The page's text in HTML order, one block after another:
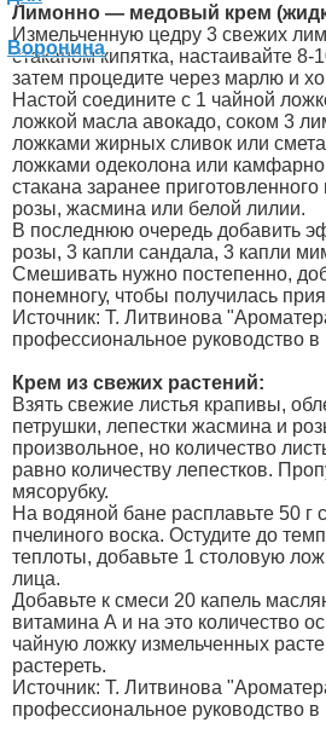
Лимонно — медовый крем
Измельченную цедру 3 свежих
стаканом кипятка, настаивайте
затем процедите через марлю и
Настой соедините с 1 чайной
ложкой масла авокадо, соком 3
ложками жирных сливок или
ложками одеколона или
стакана заранее приготовленного
розы, жасмина или белой лилии.
В последнюю очередь добавить
розы, 3 капли сандала, 3 капли
Смешивать нужно постепенно,
понемногу, чтобы получилась
Источник: Т. Литвинова
профессиональное руководство
Крем из свежих растений:
Взять свежие листья крапивы,
петрушки, лепестки жасмина и
произвольное, но количество
равно количеству лепестков.
мясорубку.
На водяной бане расплавьте 50 г
пчелиного воска. Остудите до
теплоты, добавьте 1 столовую
лица.
Добавьте к смеси 20 капель
витамина А и на это количество
чайную ложку измельченных
растереть.
Источник: Т. Литвинова
профессиональное руководство